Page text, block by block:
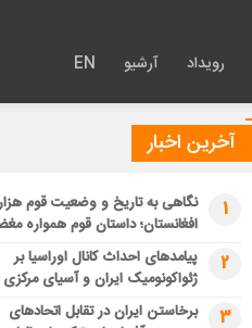
رویداد آرشیو EN
آخرین اخبار
1
نگاهی به تاریخ و وضعیت قوم
افغانستان؛ داستان قوم همواره
2
پیامدهای احداث کانال اوراسیا بر
ژئواکونومیک ایران و آسیای مرکزی
3
برخاستن ایران در تقابل اتحادهای